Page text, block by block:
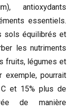
antioxydants
essentiels.
sols équilibrés et
les nutriments
fruits, légumes et
exemple, pourrait
C et 15% plus de
de manière